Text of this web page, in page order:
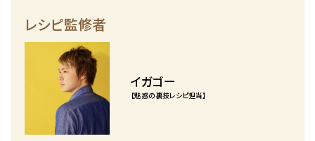
レシピ監修者
イガゴー
【魅惑の裏技レシピ担当】